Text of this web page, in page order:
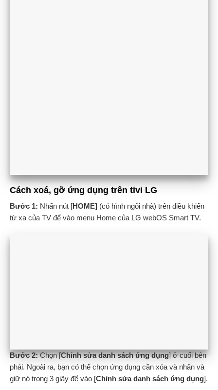
Cách xoá, gỡ ứng dụng trên tivi LG
Bước 1: Nhấn nút [HOME] (có hình ngôi nhà) trên điều khiển
từ xa của TV để vào menu Home của LG webOS Smart TV.
Bước 2:Chọn [Chỉnh sửa danh sách ứng dụng] ở cuối bên
phải. Ngoài ra, bạn có thể chọn ứng dụng cần xóa và nhấn và
giữ nó trong 3 giây để vào [Chỉnh sửa danh sách ứng dụng].